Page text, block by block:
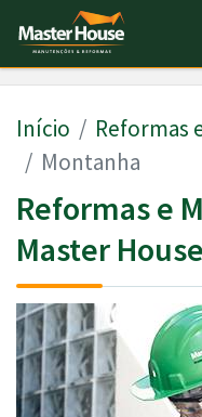
Início Reformas
Montanha
Reformas e
Master